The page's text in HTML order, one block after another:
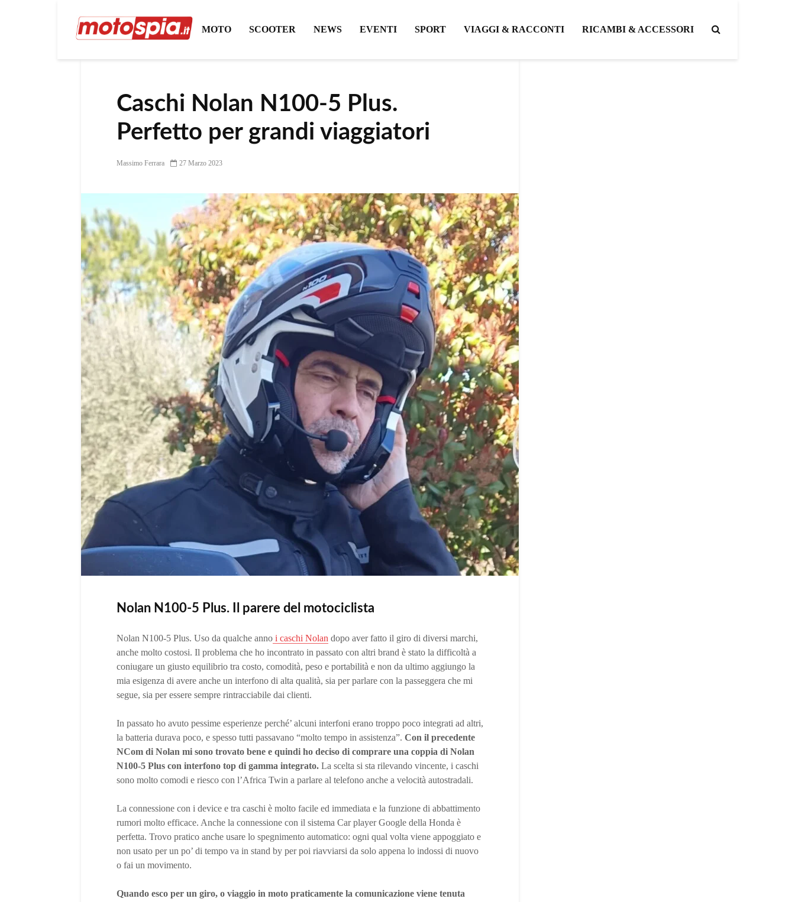
MOTO SCOOTER NEWS EVENTI SPORT VIAGGI & RACCONTI RICAMBI & ACCESSORI
Caschi Nolan N100-5 Plus.
Perfetto per grandi viaggiatori
Massimo Ferrara 27 Marzo 2023
Nolan N100-5 Plus. Il parere del motociclista
Nolan N100-5 Plus. Uso da qualche anno i caschi Nolan dopo aver fatto il giro di diversi marchi,
anche molto costosi. Il problema che ho incontrato in passato con altri brand è stato la difficoltà a
coniugare un giusto equilibrio tra costo, comodità, peso e portabilità e non da ultimo aggiungo la
mia esigenza di avere anche un interfono di alta qualità, sia per parlare con la passeggera che mi
segue, sia per essere sempre rintracciabile dai clienti.
In passato ho avuto pessime esperienze perché’ alcuni interfoni erano troppo poco integrati ad altri,
la batteria durava poco, e spesso tutti passavano “molto tempo in assistenza”. Con il precedente
NCom di Nolan mi sono trovato bene e quindi ho deciso di comprare una coppia di Nolan
N100-5 Plus con interfono top di gamma integrato. La scelta si sta rilevando vincente, i caschi
sono molto comodi e riesco con l’Africa Twin a parlare al telefono anche a velocità autostradali.
La connessione con i device e tra caschi è molto facile ed immediata e la funzione di abbattimento
rumori molto efficace. Anche la connessione con il sistema Car player Google della Honda è
perfetta. Trovo pratico anche usare lo spegnimento automatico: ogni qual volta viene appoggiato e
non usato per un po’ di tempo va in stand by per poi riavviarsi da solo appena lo indossi di nuovo
o fai un movimento.
Quando esco per un giro, o viaggio in moto praticamente la comunicazione viene tenuta